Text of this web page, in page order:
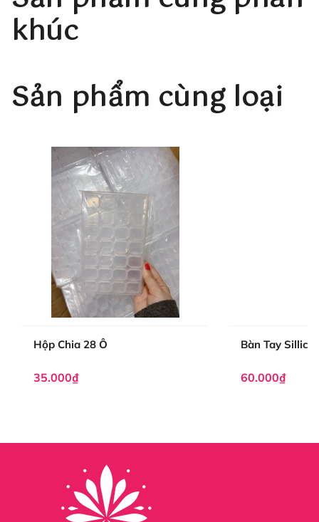
khúc
Sản phẩm cùng loại
Hộp Chia 28 Ô
35.000₫
Bàn Tay
60.000₫